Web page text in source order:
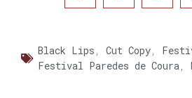
Black Lips , Cut Copy,
Festival Paredes de Coura,